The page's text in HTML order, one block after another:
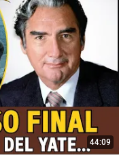
44:09